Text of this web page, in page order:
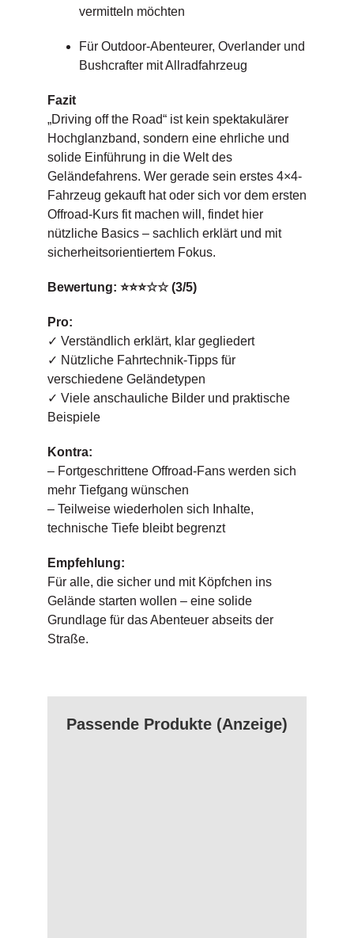
vermitteln möchten
Für Outdoor-Abenteurer, Overlander und
Bushcrafter mit Allradfahrzeug
Fazit
„Driving off the Road“ ist kein spektakulärer
Hochglanzband, sondern eine ehrliche und
solide Einführung in die Welt des
Geländefahrens. Wer gerade sein erstes 4×4-
Fahrzeug gekauft hat oder sich vor dem ersten
Offroad-Kurs fit machen will, findet hier
nützliche Basics – sachlich erklärt und mit
sicherheitsorientiertem Fokus.
Bewertung: ⭐⭐⭐☆☆ (3/5)
Pro:
✓ Verständlich erklärt, klar gegliedert
✓ Nützliche Fahrtechnik-Tipps für
verschiedene Geländetypen
✓ Viele anschauliche Bilder und praktische
Beispiele
Kontra:
– Fortgeschrittene Offroad-Fans werden sich
mehr Tiefgang wünschen
– Teilweise wiederholen sich Inhalte,
technische Tiefe bleibt begrenzt
Empfehlung:
Für alle, die sicher und mit Köpfchen ins
Gelände starten wollen – eine solide
Grundlage für das Abenteuer abseits der
Straße.
Passende Produkte (Anzeige)